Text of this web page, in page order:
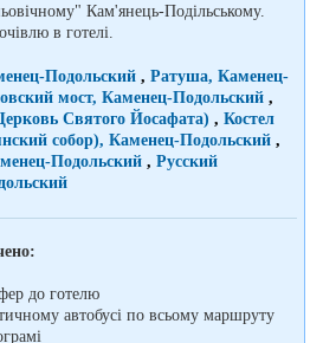
Кам'янець-Подільському.
в готелі.
Подольский , Ратуша, Каменец-
мост, Каменец-Подольский ,
Святого Йосафата) , Костел
собор), Каменец-Подольский ,
Подольский , Русский
до готелю
автобусі по всьому маршруту